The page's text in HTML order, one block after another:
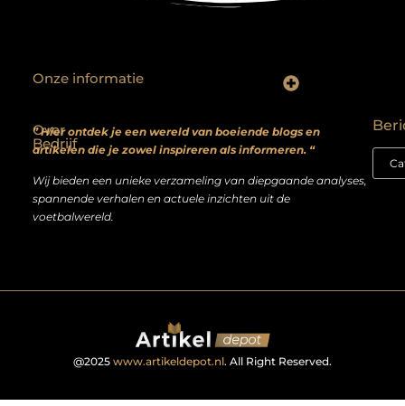
Over
Bedrijf
” Hier ontdek je een wereld van boeiende blogs en
artikelen die je zowel inspireren als informeren. “
Wij bieden een unieke verzameling van diepgaande analyses,
spannende verhalen en actuele inzichten uit de
voetbalwereld.
Onze informatie
@2025 www.artikeldepot.nl. All Right Reserved.